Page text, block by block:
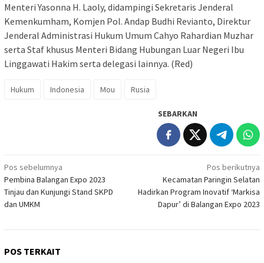
Menteri Yasonna H. Laoly, didampingi Sekretaris Jenderal
Kemenkumham, Komjen Pol. Andap Budhi Revianto, Direktur
Jenderal Administrasi Hukum Umum Cahyo Rahardian Muzhar
serta Staf khusus Menteri Bidang Hubungan Luar Negeri Ibu
Linggawati Hakim serta delegasi lainnya. (Red)
Hukum Indonesia Mou Rusia
SEBARKAN
Navigasi
pos
Pos sebelumnya
Pembina Balangan Expo 2023
Tinjau dan Kunjungi Stand SKPD
dan UMKM
Pos berikutnya
Kecamatan Paringin Selatan
Hadirkan Program Inovatif ‘Markisa
Dapur’ di Balangan Expo 2023
POS TERKAIT